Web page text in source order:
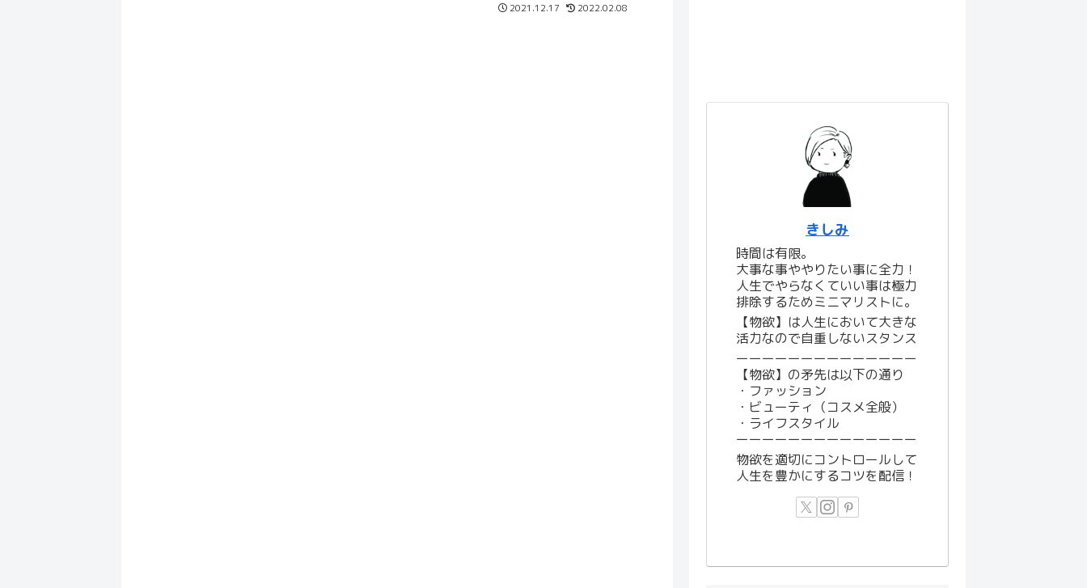
2021.12.17 2022.02.08
きしみ
時間は有限。
大事な事ややりたい事に全力！
人生でやらなくていい事は極力
排除するためミニマリストに。
【物欲】は人生において大きな
活力なので自重しないスタンス
ーーーーーーーーーーーーーー
【物欲】の矛先は以下の通り
・ファッション
・ビューティ（コスメ全般）
・ライフスタイル
ーーーーーーーーーーーーーー
物欲を適切にコントロールして
人生を豊かにするコツを配信！